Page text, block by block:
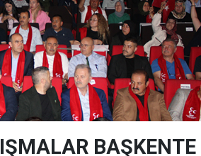
BAŞKENTE